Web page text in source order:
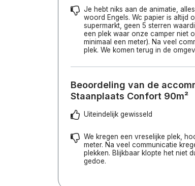
Je hebt niks aan de animatie,
woord Engels. Wc papier is altijd
supermarkt, geen 5 sterren
een plek waar onze camper niet
minimaal een meter). Na veel
plek. We komen terug in de
Beoordeling van de
Staanplaats Confort 90m²
Uiteindelijk gewisseld
We kregen een vreselijke plek,
meter. Na veel communicatie
plekken. Blijkbaar klopte het niet
gedoe.